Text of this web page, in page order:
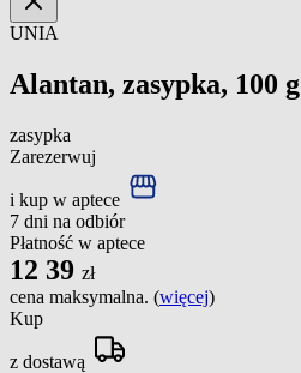
UNIA
Alantan, zasypka, 100 g
zasypka
Zarezerwuj
i kup w aptece
7 dni na odbiór
Płatność w aptece
12 39 zł
cena maksymalna. (więcej)
Kup
z dostawą